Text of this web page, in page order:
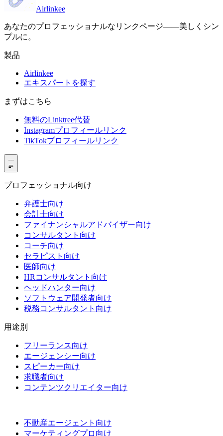
Airlinkee
あなたのプロフェッショナルなリンクページ——美しくシン
プルに。
製品
Airlinkee
エキスパートを探す
まずはこちら
無料のLinktree代替
Instagramプロフィールリンク
TikTokプロフィールリンク
···
プロフェッショナル向け
弁護士向け
会計士向け
ファイナンシャルアドバイザー向け
コンサルタント向け
コーチ向け
セラピスト向け
医師向け
HRコンサルタント向け
ヘッドハンター向け
ソフトウェア開発者向け
税務コンサルタント向け
用途別
フリーランス向け
エージェンシー向け
スピーカー向け
求職者向け
コンテンツクリエイター向け
不動産エージェント向け
マーケティングプロ向け